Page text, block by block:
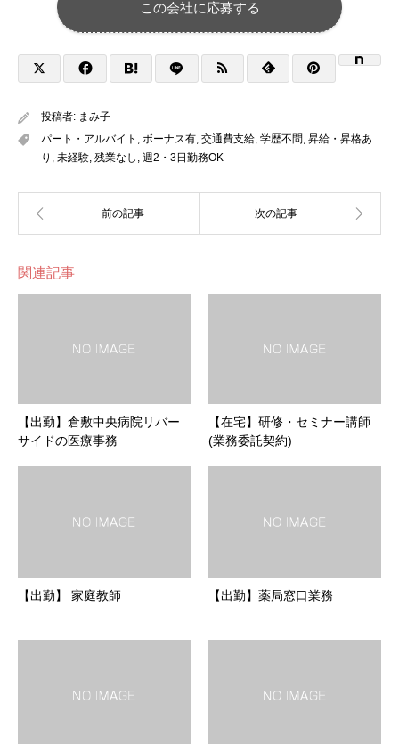
この会社に応募する
投稿者: まみ子
パート・アルバイト
ボーナス有 交通費支給 学歴不問 昇給・昇格あ
り
未経験 残業なし 週2・3日勤務OK
関連記事
【出勤】倉敷中央病院リバー
サイドの医療事務
【在宅】研修・セミナー講師
(業務委託契約)
【出勤】 家庭教師 【出勤】薬局窓口業務